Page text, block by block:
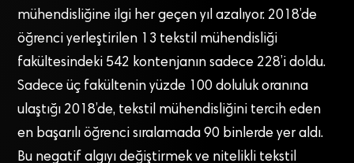
mühendisliğine ilgi her geçen yıl azalıyor. 2018’de
öğrenci yerleştirilen 13 tekstil mühendisliği
fakültesindeki 542 kontenjanın sadece 228’i doldu.
Sadece üç fakültenin yüzde 100 doluluk oranına
ulaştığı 2018’de, tekstil mühendisliğini tercih eden
en başarılı öğrenci sıralamada 90 binlerde yer aldı.
Bu negatif algıyı değiştirmek ve nitelikli tekstil